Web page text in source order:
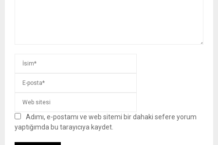
Adımı, e-postamı ve web sitemi bir dahaki sefere yorum
yaptığımda bu tarayıcıya kaydet.